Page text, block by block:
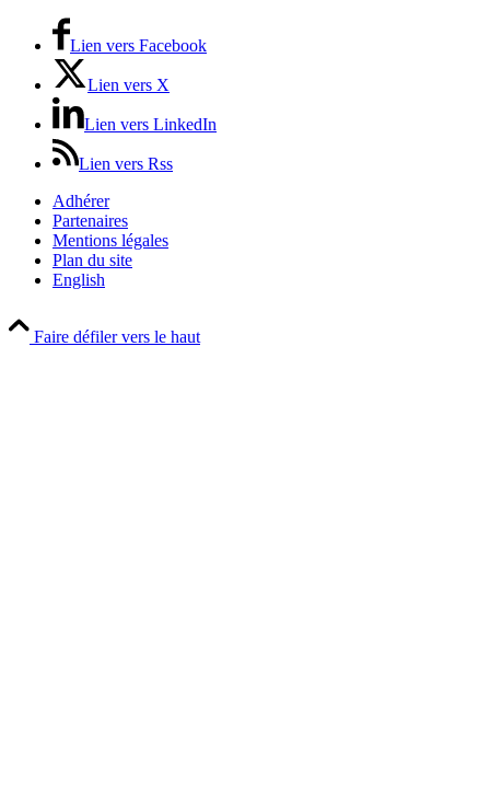
Lien vers Facebook
Lien vers X
Lien vers LinkedIn
Lien vers Rss
Adhérer
Partenaires
Mentions légales
Plan du site
English
Faire défiler vers le haut